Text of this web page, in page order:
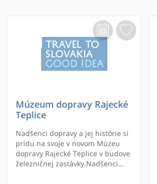
Múzeum dopravy Rajecké
Teplice
Nadšenci dopravy a jej histórie si
prídu na svoje v novom Múzeu
dopravy Rajecké Teplice v budove
železničnej zastávky.Nadšenci